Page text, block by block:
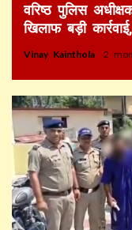
वरिष्ठ पुलिस
खिलाफ बड़ी
Vinay Kainthola 2